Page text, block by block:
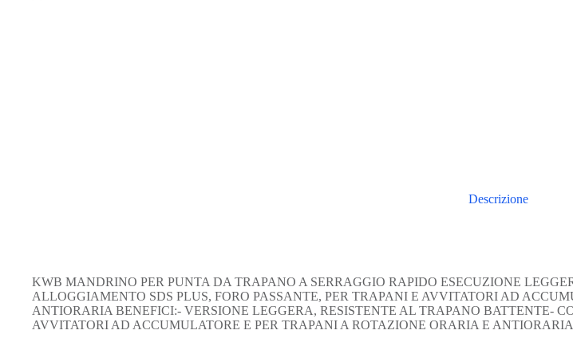
Descrizione
KWB MANDRINO PER PUNTA DA TRAPANO A SERRAGGIO RAPIDO ESECUZIONE
ALLOGGIAMENTO SDS PLUS, FORO PASSANTE, PER TRAPANI E AVVITATORI AD
ANTIORARIA BENEFICI:- VERSIONE LEGGERA, RESISTENTE AL TRAPANO BATTENTE-
AVVITATORI AD ACCUMULATORE E PER TRAPANI A ROTAZIONE ORARIA E ANTIORARIA